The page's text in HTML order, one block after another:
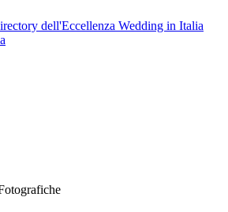
dell'Eccellenza Wedding in Italia